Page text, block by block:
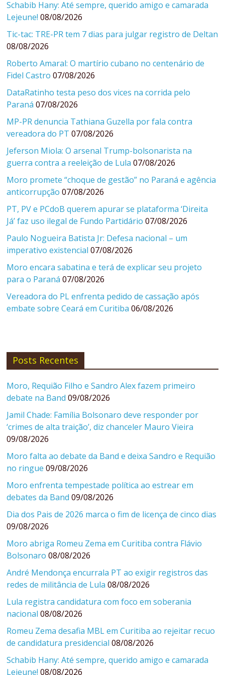
Schabib Hany: Até sempre, querido amigo e camarada
Lejeune! 08/08/2026
Tic-tac: TRE-PR tem 7 dias para julgar registro de Deltan
08/08/2026
Roberto Amaral: O martírio cubano no centenário de
Fidel Castro 07/08/2026
DataRatinho testa peso dos vices na corrida pelo
Paraná 07/08/2026
MP-PR denuncia Tathiana Guzella por fala contra
vereadora do PT 07/08/2026
Jeferson Miola: O arsenal Trump-bolsonarista na
guerra contra a reeleição de Lula 07/08/2026
Moro promete “choque de gestão” no Paraná e agência
anticorrupção 07/08/2026
PT, PV e PCdoB querem apurar se plataforma ‘Direita
Já’ faz uso ilegal de Fundo Partidário 07/08/2026
Paulo Nogueira Batista Jr: Defesa nacional – um
imperativo existencial 07/08/2026
Moro encara sabatina e terá de explicar seu projeto
para o Paraná 07/08/2026
Vereadora do PL enfrenta pedido de cassação após
embate sobre Ceará em Curitiba 06/08/2026
Posts Recentes
Moro, Requião Filho e Sandro Alex fazem primeiro
debate na Band 09/08/2026
Jamil Chade: Família Bolsonaro deve responder por
‘crimes de alta traição’, diz chanceler Mauro Vieira
09/08/2026
Moro falta ao debate da Band e deixa Sandro e Requião
no ringue 09/08/2026
Moro enfrenta tempestade política ao estrear em
debates da Band 09/08/2026
Dia dos Pais de 2026 marca o fim de licença de cinco dias
09/08/2026
Moro abriga Romeu Zema em Curitiba contra Flávio
Bolsonaro 08/08/2026
André Mendonça encurrala PT ao exigir registros das
redes de militância de Lula 08/08/2026
Lula registra candidatura com foco em soberania
nacional 08/08/2026
Romeu Zema desafia MBL em Curitiba ao rejeitar recuo
de candidatura presidencial 08/08/2026
Schabib Hany: Até sempre, querido amigo e camarada
Lejeune! 08/08/2026